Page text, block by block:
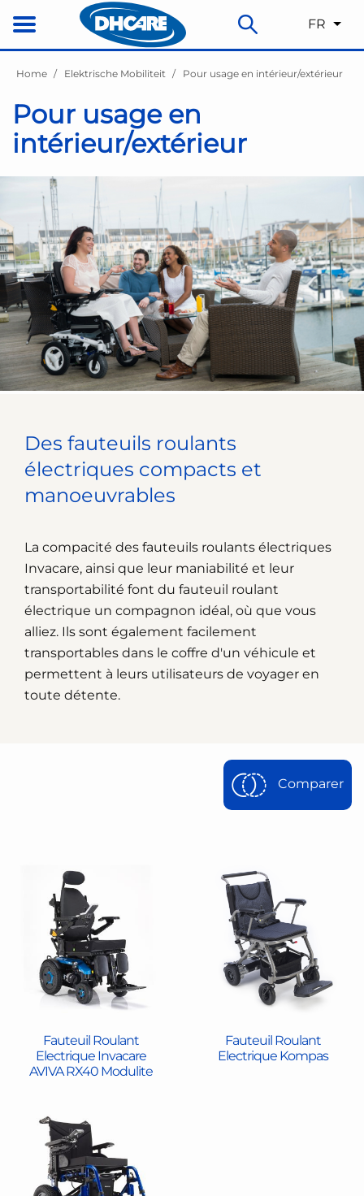
FR
Home Elektrische Mobiliteit Pour usage en intérieur/extérieur
Pour usage en
intérieur/extérieur
Des fauteuils roulants
électriques compacts et
manoeuvrables
La compacité des fauteuils roulants électriques
Invacare, ainsi que leur maniabilité et leur
transportabilité font du fauteuil roulant
électrique un compagnon idéal, où que vous
alliez. Ils sont également facilement
transportables dans le coffre d'un véhicule et
permettent à leurs utilisateurs de voyager en
toute détente.
Comparer
Fauteuil Roulant
Electrique Invacare
AVIVA RX40 Modulite
Fauteuil Roulant
Electrique Kompas